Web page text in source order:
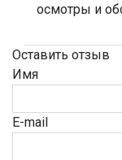
осмотры и
Оставить отзыв
Имя
E-mail